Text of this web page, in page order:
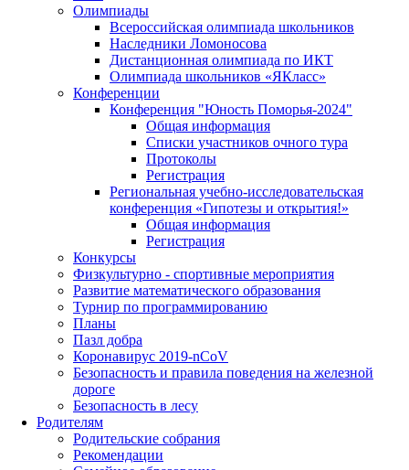
Олимпиады
Всероссийская олимпиада школьников
Наследники Ломоносова
Дистанционная олимпиада по ИКТ
Олимпиада школьников «ЯКласс»
Конференции
Конференция "Юность Поморья-2024"
Общая информация
Списки участников очного тура
Протоколы
Регистрация
Региональная учебно-исследовательская
конференция «Гипотезы и открытия!»
Общая информация
Регистрация
Конкурсы
Физкультурно - спортивные мероприятия
Развитие математического образования
Турнир по программированию
Планы
Пазл добра
Коронавирус 2019-nCoV
Безопасность и правила поведения на железной
дороге
Безопасность в лесу
Родителям
Родительские собрания
Рекомендации